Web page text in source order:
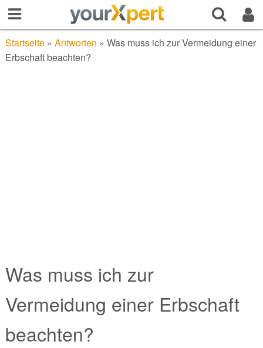
Startseite» Antworten » Was muss ich zur Vermeidung einer
Erbschaft beachten?
Was muss ich zur
Vermeidung einer Erbschaft
beachten?